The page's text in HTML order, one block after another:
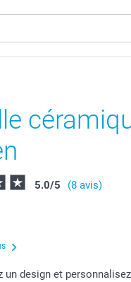
5.0/5 (8 avis)
un design et